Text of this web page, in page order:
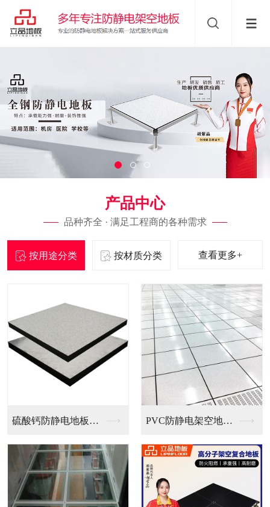
产品中心
品种齐全 · 满足工程商的各种需求
按用途分类 按材质分类 查看更多+
硫酸钙防静电地板（国... PVC防静电架空地板... 全钢无